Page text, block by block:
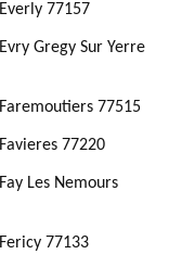
77157
Gregy Sur Yerre
77515
77220
Les Nemours
77133